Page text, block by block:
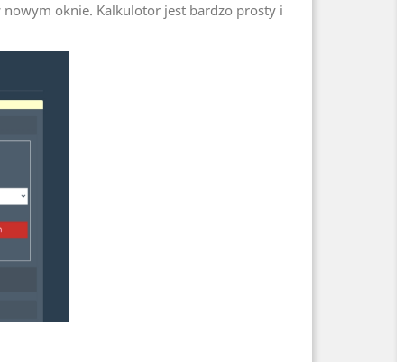
oknie. Kalkulotor jest bardzo prosty i